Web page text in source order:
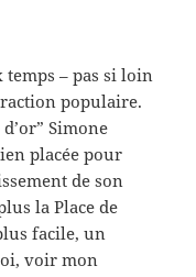
– pas si loin
populaire.
Simone
placée pour
de son
la Place de
facile, un
voir mon